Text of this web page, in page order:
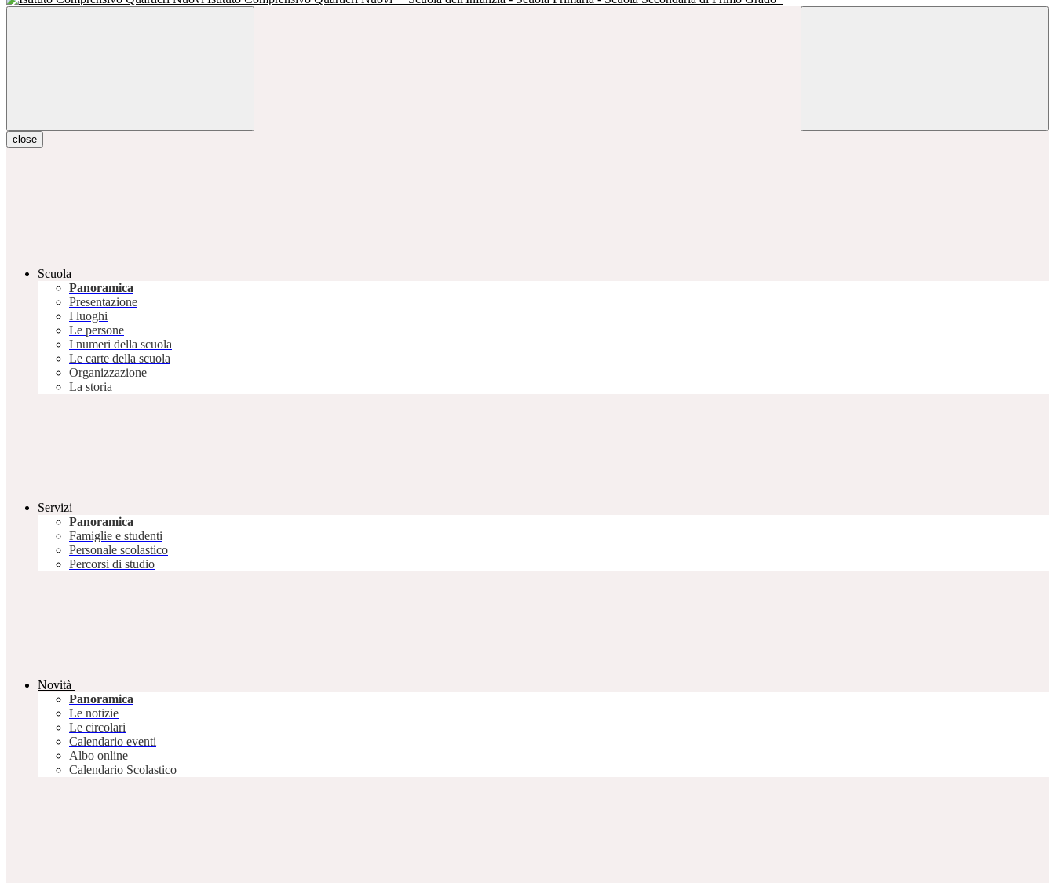
close
Scuola
Panoramica
Presentazione
I luoghi
Le persone
I numeri della scuola
Le carte della scuola
Organizzazione
La storia
Servizi
Panoramica
Famiglie e studenti
Personale scolastico
Percorsi di studio
Novità
Panoramica
Le notizie
Le circolari
Calendario eventi
Albo online
Calendario Scolastico